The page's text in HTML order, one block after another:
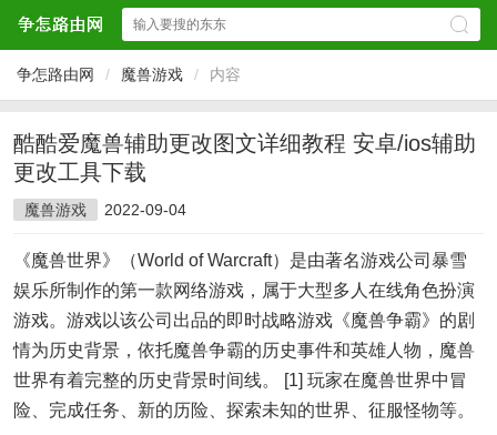
争怎路由网 / 魔兽游戏 / 内容
酷酷爱魔兽辅助更改图文详细教程 安卓/ios辅助
更改工具下载
魔兽游戏 2022-09-04
《魔兽世界》（World of Warcraft）是由著名游戏公司暴雪
娱乐所制作的第一款网络游戏，属于大型多人在线角色扮演
游戏。游戏以该公司出品的即时战略游戏《魔兽争霸》的剧
情为历史背景，依托魔兽争霸的历史事件和英雄人物，魔兽
世界有着完整的历史背景时间线。 [1] 玩家在魔兽世界中冒
险、完成任务、新的历险、探索未知的世界、征服怪物等。